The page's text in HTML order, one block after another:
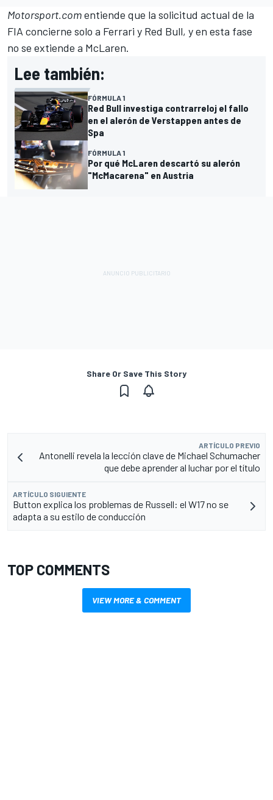
Motorsport.comentiende que la solicitud actual de la
FIA concierne solo a Ferrari y Red Bull, y en esta fase
no se extiende a McLaren.
Lee también:
FÓRMULA 1
Red Bull investiga contrarreloj el fallo
en el alerón de Verstappen antes de
Spa
FÓRMULA 1
Por qué McLaren descartó su alerón
"McMacarena" en Austria
Share Or Save This Story
ARTÍCULO PREVIO
Antonelli revela la lección clave de Michael Schumacher
que debe aprender al luchar por el título
ARTÍCULO SIGUIENTE
Button explica los problemas de Russell: el W17 no se
adapta a su estilo de conducción
TOP COMMENTS
VIEW MORE & COMMENT